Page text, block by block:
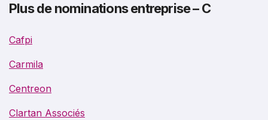
Plus de nominations entreprise – C
Cafpi
Carmila
Centreon
Clartan Associés